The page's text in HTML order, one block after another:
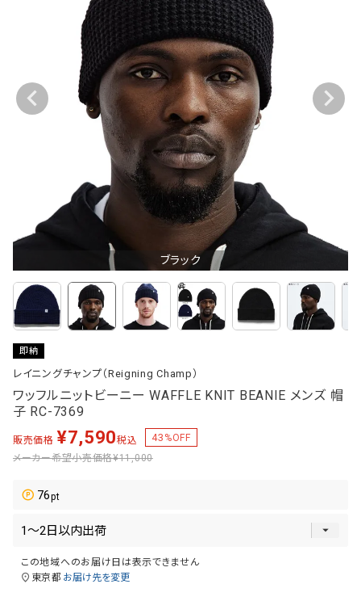
ブラック
即納
レイニングチャンプ（Reigning Champ）
ワッフルニットビーニー WAFFLE KNIT BEANIE メンズ 帽
子 RC-7369
販売価格 ¥7,590税込 43 %OFF
メーカー希望小売価格¥11,000
76
この地域へのお届け日は表示できません
東京都 お届け先を変更